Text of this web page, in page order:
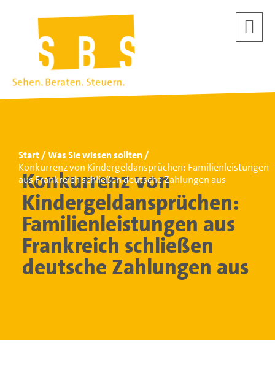
Start
Was Sie wissen sollten
Konkurrenz von Kindergeldansprüchen: Familienleistungen
aus Frankreich schließen deutsche Zahlungen aus
Konkurrenz von
Kindergeldansprüchen:
Familienleistungen aus
Frankreich schließen
deutsche Zahlungen aus